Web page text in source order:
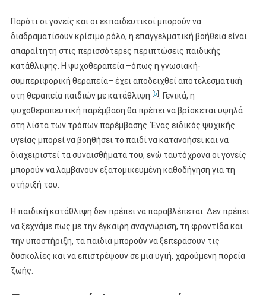
Παρότι οι γονείς και οι εκπαιδευτικοί μπορούν να
διαδραματίσουν κρίσιμο ρόλο, η επαγγελματική βοήθεια είναι
απαραίτητη στις περισσότερες περιπτώσεις παιδικής
κατάθλιψης. Η ψυχοθεραπεία –όπως η γνωσιακή-
συμπεριφορική θεραπεία– έχει αποδειχθεί αποτελεσματική
στη θεραπεία παιδιών με κατάθλιψη [5] . Γενικά, η
ψυχοθεραπευτική παρέμβαση θα πρέπει να βρίσκεται υψηλά
στη λίστα των τρόπων παρέμβασης. Ένας ειδικός ψυχικής
υγείας μπορεί να βοηθήσει το παιδί να κατανοήσει και να
διαχειριστεί τα συναισθήματά του, ενώ ταυτόχρονα οι γονείς
μπορούν να λαμβάνουν εξατομικευμένη καθοδήγηση για τη
στήριξή του.
Η παιδική κατάθλιψη δεν πρέπει να παραβλέπεται. Δεν πρέπει
να ξεχνάμε πως με την έγκαιρη αναγνώριση, τη φροντίδα και
την υποστήριξη, τα παιδιά μπορούν να ξεπεράσουν τις
δυσκολίες και να επιστρέψουν σε μια υγιή, χαρούμενη πορεία
ζωής.